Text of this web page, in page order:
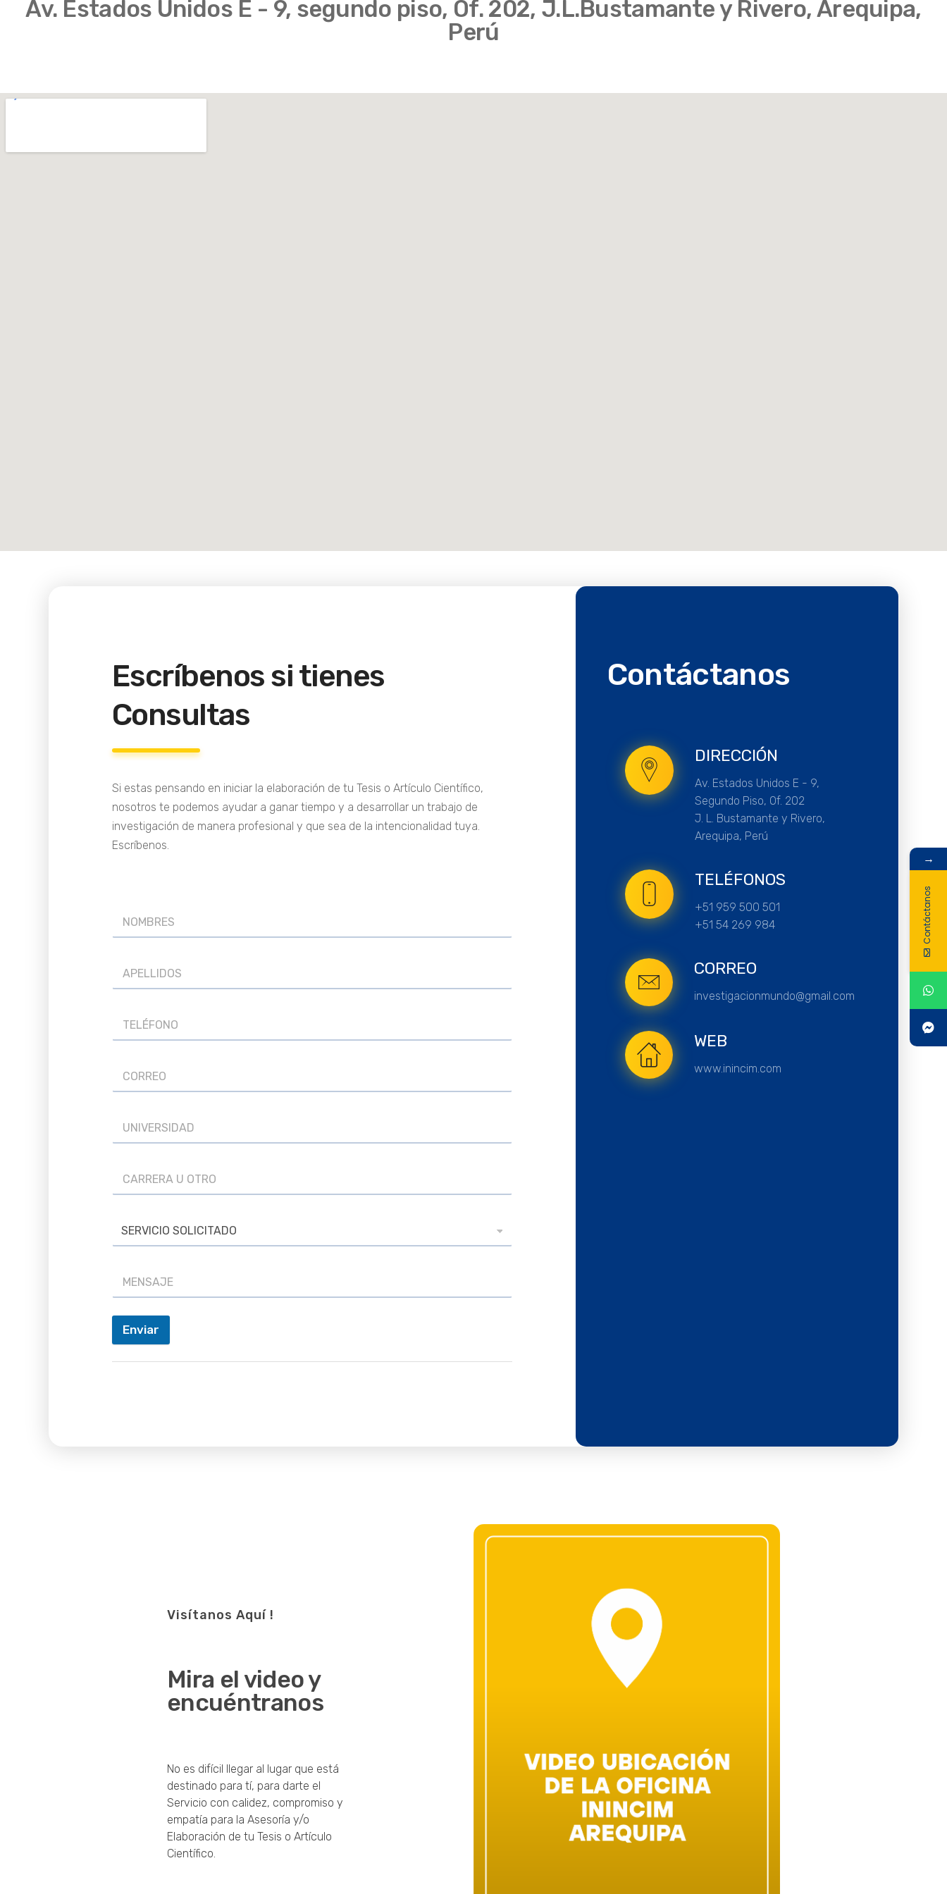
Av. Estados Unidos E - 9, segundo piso, Of. 202, J.L.Bustamante y Rivero, Arequipa,
Perú
Escríbenos si tienes
Consultas
Si estas pensando en iniciar la elaboración de tu Tesis o Artículo Científico,
nosotros te podemos ayudar a ganar tiempo y a desarrollar un trabajo de
investigación de manera profesional y que sea de la intencionalidad tuya.
Escríbenos.
Enviar
Contáctanos
DIRECCIÓN
Av. Estados Unidos E - 9,
Segundo Piso, Of. 202
J. L. Bustamante y Rivero,
Arequipa, Perú
TELÉFONOS
+51 959 500 501
+51 54 269 984
CORREO
investigacionmundo@gmail.com
WEB
www.inincim.com
Visítanos Aquí !
Mira el video y
encuéntranos
No es difícil llegar al lugar que está
destinado para tí, para darte el
Servicio con calidez, compromiso y
empatía para la Asesoría y/o
Elaboración de tu Tesis o Artículo
Científico.
→
Contáctanos